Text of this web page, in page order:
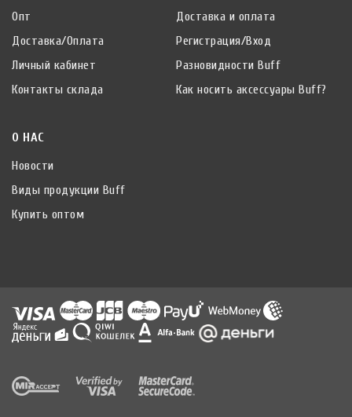
Опт
Доставка/Оплата
Личный кабинет
Контакты склада
Доставка и оплата
Регистрация/Вход
Разновидности Buff
Как носить аксессуары Buff?
О НАС
Новости
Виды продукции Buff
Купить оптом